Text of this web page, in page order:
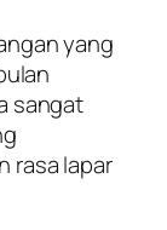
yang
sangat
rasa lapar